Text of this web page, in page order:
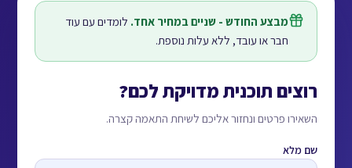
מבצע החודש - שניים במחיר אחד. לומדים עם עוד
חבר או עובד, ללא עלות נוספת.
רוצים תוכנית מדויקת לכם?
השאירו פרטים ונחזור אליכם לשיחת התאמה קצרה.
שם מלא
אל תמלאו